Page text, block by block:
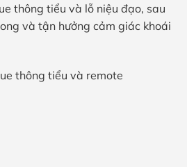
thông tiểu và lỗ niệu đạo, sau
và tận hưởng cảm giác khoái
thông tiểu và remote